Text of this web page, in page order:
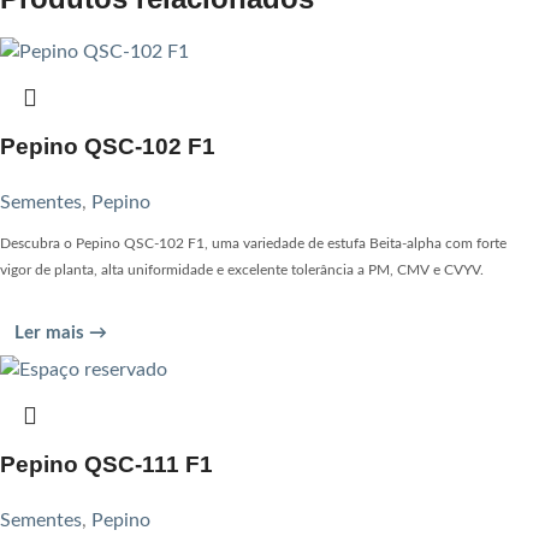
Pepino QSC-102 F1
Sementes, Pepino
Descubra o Pepino QSC-102 F1, uma variedade de estufa Beita-alpha com forte
vigor de planta, alta uniformidade e excelente tolerância a PM, CMV e CVYV.
Ler mais →
Pepino QSC-111 F1
Sementes, Pepino